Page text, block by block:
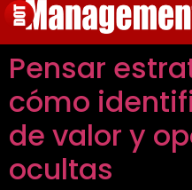
Pensar
cómo
de valor y
ocultas